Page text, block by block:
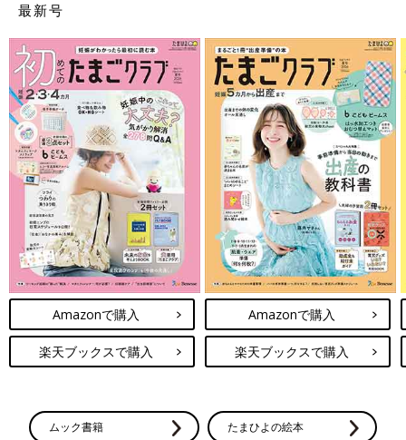
最新号
Amazonで購入
楽天ブックスで購入
Amazonで購入
楽天ブックスで購入
ムック書籍 たまひよの絵本